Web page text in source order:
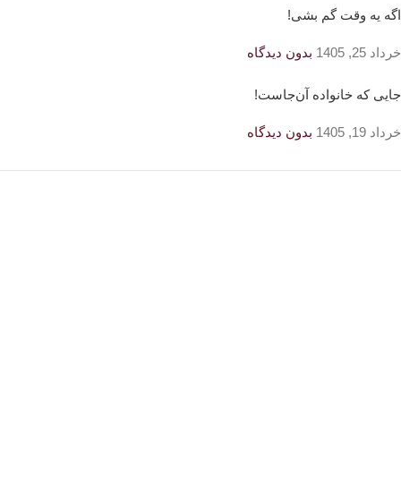
اگه یه وقت گم بشی!
خرداد 25, 1405 بدون دیدگاه
جایی که خانواده آن‌جاست!
خرداد 19, 1405 بدون دیدگاه